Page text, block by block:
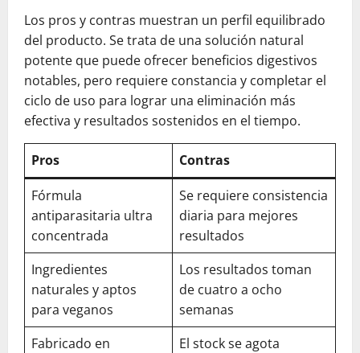
Los pros y contras muestran un perfil equilibrado
del producto. Se trata de una solución natural
potente que puede ofrecer beneficios digestivos
notables, pero requiere constancia y completar el
ciclo de uso para lograr una eliminación más
efectiva y resultados sostenidos en el tiempo.
Pros
Contras
Fórmula
antiparasitaria ultra
concentrada
Se requiere consistencia
diaria para mejores
resultados
Ingredientes
naturales y aptos
para veganos
Los resultados toman
de cuatro a ocho
semanas
Fabricado en
El stock se agota